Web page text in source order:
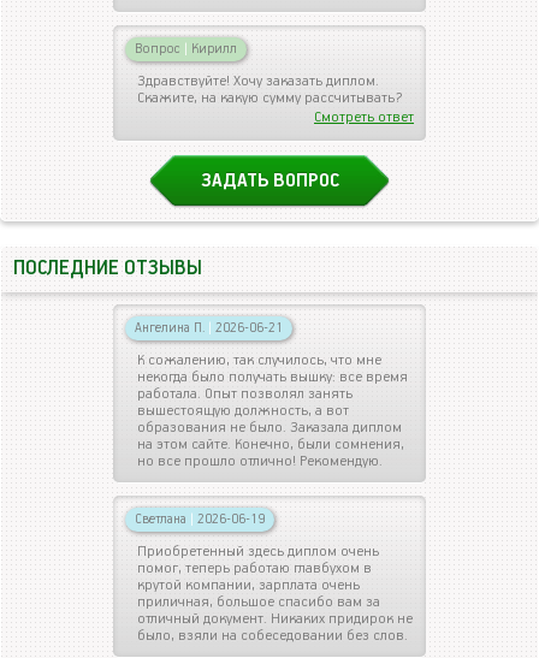
Вопрос Кирилл
Здравствуйте! Хочу заказать диплом.
Скажите, на какую сумму рассчитывать?
Смотреть ответ
ЗАДАТЬ ВОПРОС
ПОСЛЕДНИЕ ОТЗЫВЫ
Ангелина П. 2026-06-21
К сожалению, так случилось, что мне
некогда было получать вышку: все время
работала. Опыт позволял занять
вышестоящую должность, а вот
образования не было. Заказала диплом
на этом сайте. Конечно, были сомнения,
но все прошло отлично! Рекомендую.
Светлана 2026-06-19
Приобретенный здесь диплом очень
помог, теперь работаю главбухом в
крутой компании, зарплата очень
приличная, большое спасибо вам за
отличный документ. Никаких придирок не
было, взяли на собеседовании без слов.